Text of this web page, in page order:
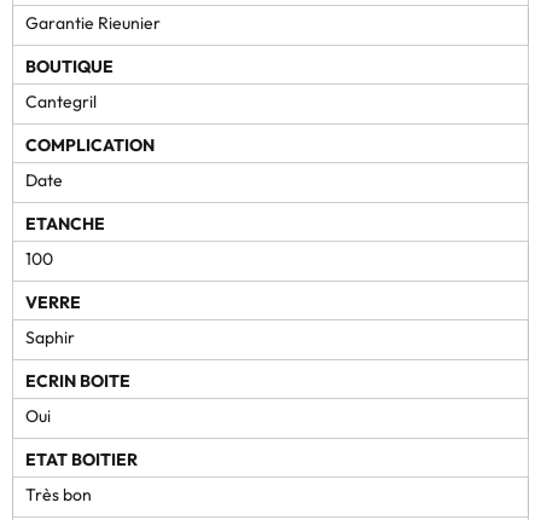
Garantie Rieunier
BOUTIQUE
Cantegril
COMPLICATION
Date
ETANCHE
100
VERRE
Saphir
ECRIN BOITE
Oui
ETAT BOITIER
Très bon